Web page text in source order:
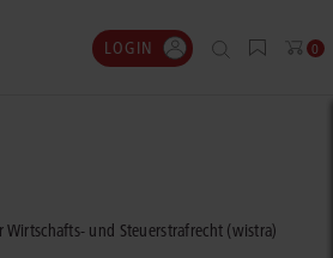
LOGIN 0
Wirtschafts- und Steuerstrafrecht (wistra)